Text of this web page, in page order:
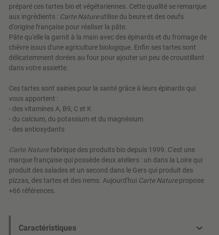
préparé ces tartes bio et végétariennes. Cette qualité se remarque
aux ingrédients : Carte Natureutilise du beure et des oeufs
d'origine française pour réaliser la pâte.
Pâte qu'elle la garnit à la main avec des épinards et du fromage de
chèvre issus d'une agriculture biologique. Enfin ses tartes sont
délicatemment dorées au four pour ajouter un peu de croustillant
dans votre assiette.
Ces tartes sont saines pour la santé grâce à leurs épinards qui
vous apportent :
- des vitamines A, B9, C et K
- du calcium, du potassium et du magnésium
- des antioxydants
Carte Naturefabrique des produits bio depuis 1999. C'est une
marque française qui possède deux ateliers : un dans la Loire qui
produit des salades et un second dans le Gers qui produit des
pizzas, des tartes et des nems. Aujourd'hui Carte Naturepropose
+66 références.
Caractéristiques